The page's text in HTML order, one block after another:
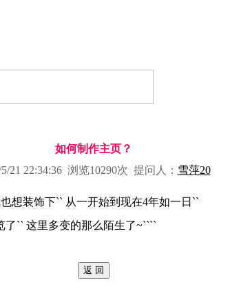
如何制作主页？
21 22:34:36浏览10290次 提问人： 雪萍20
想装饰下`` 从一开始到现在4年如一日``
`` 这里多变的那么陌生了~````